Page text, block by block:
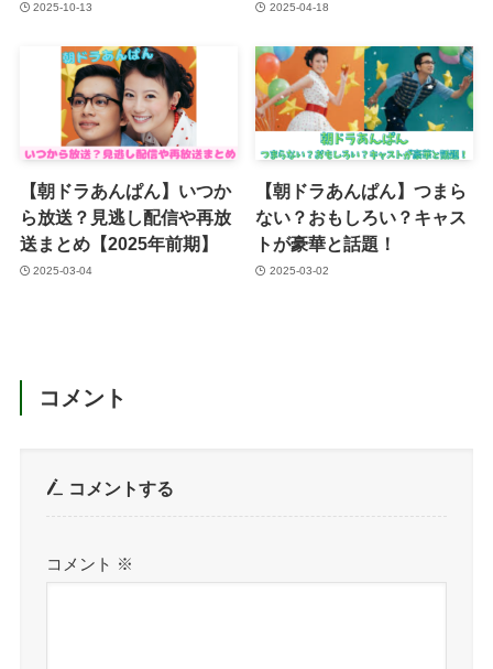
2025-10-13 2025-04-18
【朝ドラあんぱん】いつか
ら放送？見逃し配信や再放
送まとめ【2025年前期】
2025-03-04
【朝ドラあんぱん】つまら
ない？おもしろい？キャス
トが豪華と話題！
2025-03-02
コメント
コメントする
コメント ※